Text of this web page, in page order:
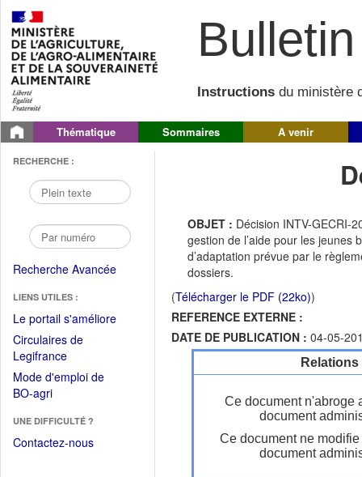
Instructions du ministère
Thématique Sommaires A venir
RECHERCHE :
Recherche Avancée
LIENS UTILES :
Le portail s'améliore(Fichier
Circulaires de
Legifrance(Ouvrir
dans
une
fenêtre)
Mode d'emploi de
BO-agri(Ouvrir
une
nouvelle
UNE DIFFICULTÉ ?
Contactez-nous
OBJET : Décision INTV-GECRI-
gestion de l’aide pour les jeunes
d’adaptation prévue par le
dossiers.
(Télécharger le PDF (22ko))
REFERENCE EXTERNE :
DATE DE PUBLICATION : 04-05-
Ce document n'abroge
document
Ce document ne
document